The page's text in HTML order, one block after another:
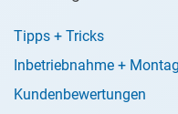
Tipps + Tricks
Inbetriebnahme +
Kundenbewertungen